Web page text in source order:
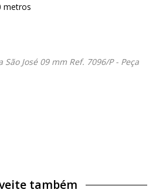
metros
José 09 mm Ref. 7096/P - Peça
também